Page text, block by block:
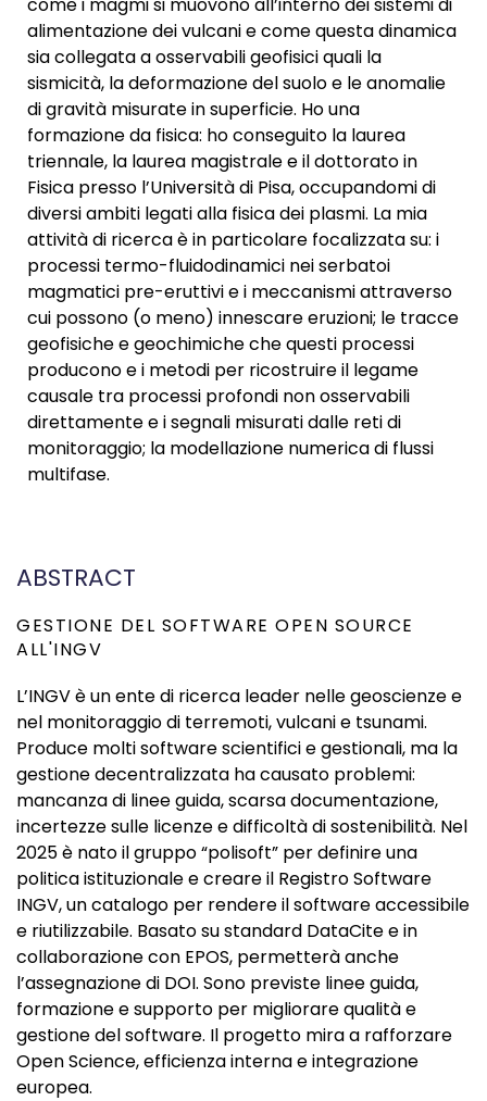
alimentazione dei vulcani e come questa dinamica
sia collegata a osservabili geofisici quali la
sismicità, la deformazione del suolo e le anomalie
di gravità misurate in superficie. Ho una
formazione da fisica: ho conseguito la laurea
triennale, la laurea magistrale e il dottorato in
Fisica presso l’Università di Pisa, occupandomi di
diversi ambiti legati alla fisica dei plasmi. La mia
attività di ricerca è in particolare focalizzata su: i
processi termo-fluidodinamici nei serbatoi
magmatici pre-eruttivi e i meccanismi attraverso
cui possono (o meno) innescare eruzioni; le tracce
geofisiche e geochimiche che questi processi
producono e i metodi per ricostruire il legame
causale tra processi profondi non osservabili
direttamente e i segnali misurati dalle reti di
monitoraggio; la modellazione numerica di flussi
multifase.
ABSTRACT
GESTIONE DEL SOFTWARE OPEN SOURCE
ALL'INGV
L’INGV è un ente di ricerca leader nelle geoscienze e
nel monitoraggio di terremoti, vulcani e tsunami.
Produce molti software scientifici e gestionali, ma la
gestione decentralizzata ha causato problemi:
mancanza di linee guida, scarsa documentazione,
incertezze sulle licenze e difficoltà di sostenibilità. Nel
2025 è nato il gruppo “polisoft” per definire una
politica istituzionale e creare il Registro Software
INGV, un catalogo per rendere il software accessibile
e riutilizzabile. Basato su standard DataCite e in
collaborazione con EPOS, permetterà anche
l’assegnazione di DOI. Sono previste linee guida,
formazione e supporto per migliorare qualità e
gestione del software. Il progetto mira a rafforzare
Open Science, efficienza interna e integrazione
europea.